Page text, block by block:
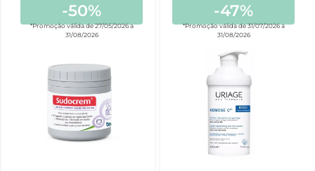
-50%
*Promoção válida de 27/05/2026 a
31/08/2026
-47%
*Promoção válida de 31/07/2026 a
31/08/2026